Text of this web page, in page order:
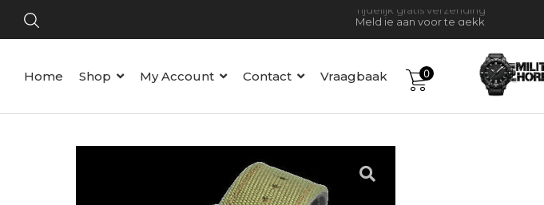
Tijdelijk gratis verzending
Meld je aan voor te gekke acties!
Home Shop My Account Contact Vraagbaak 0